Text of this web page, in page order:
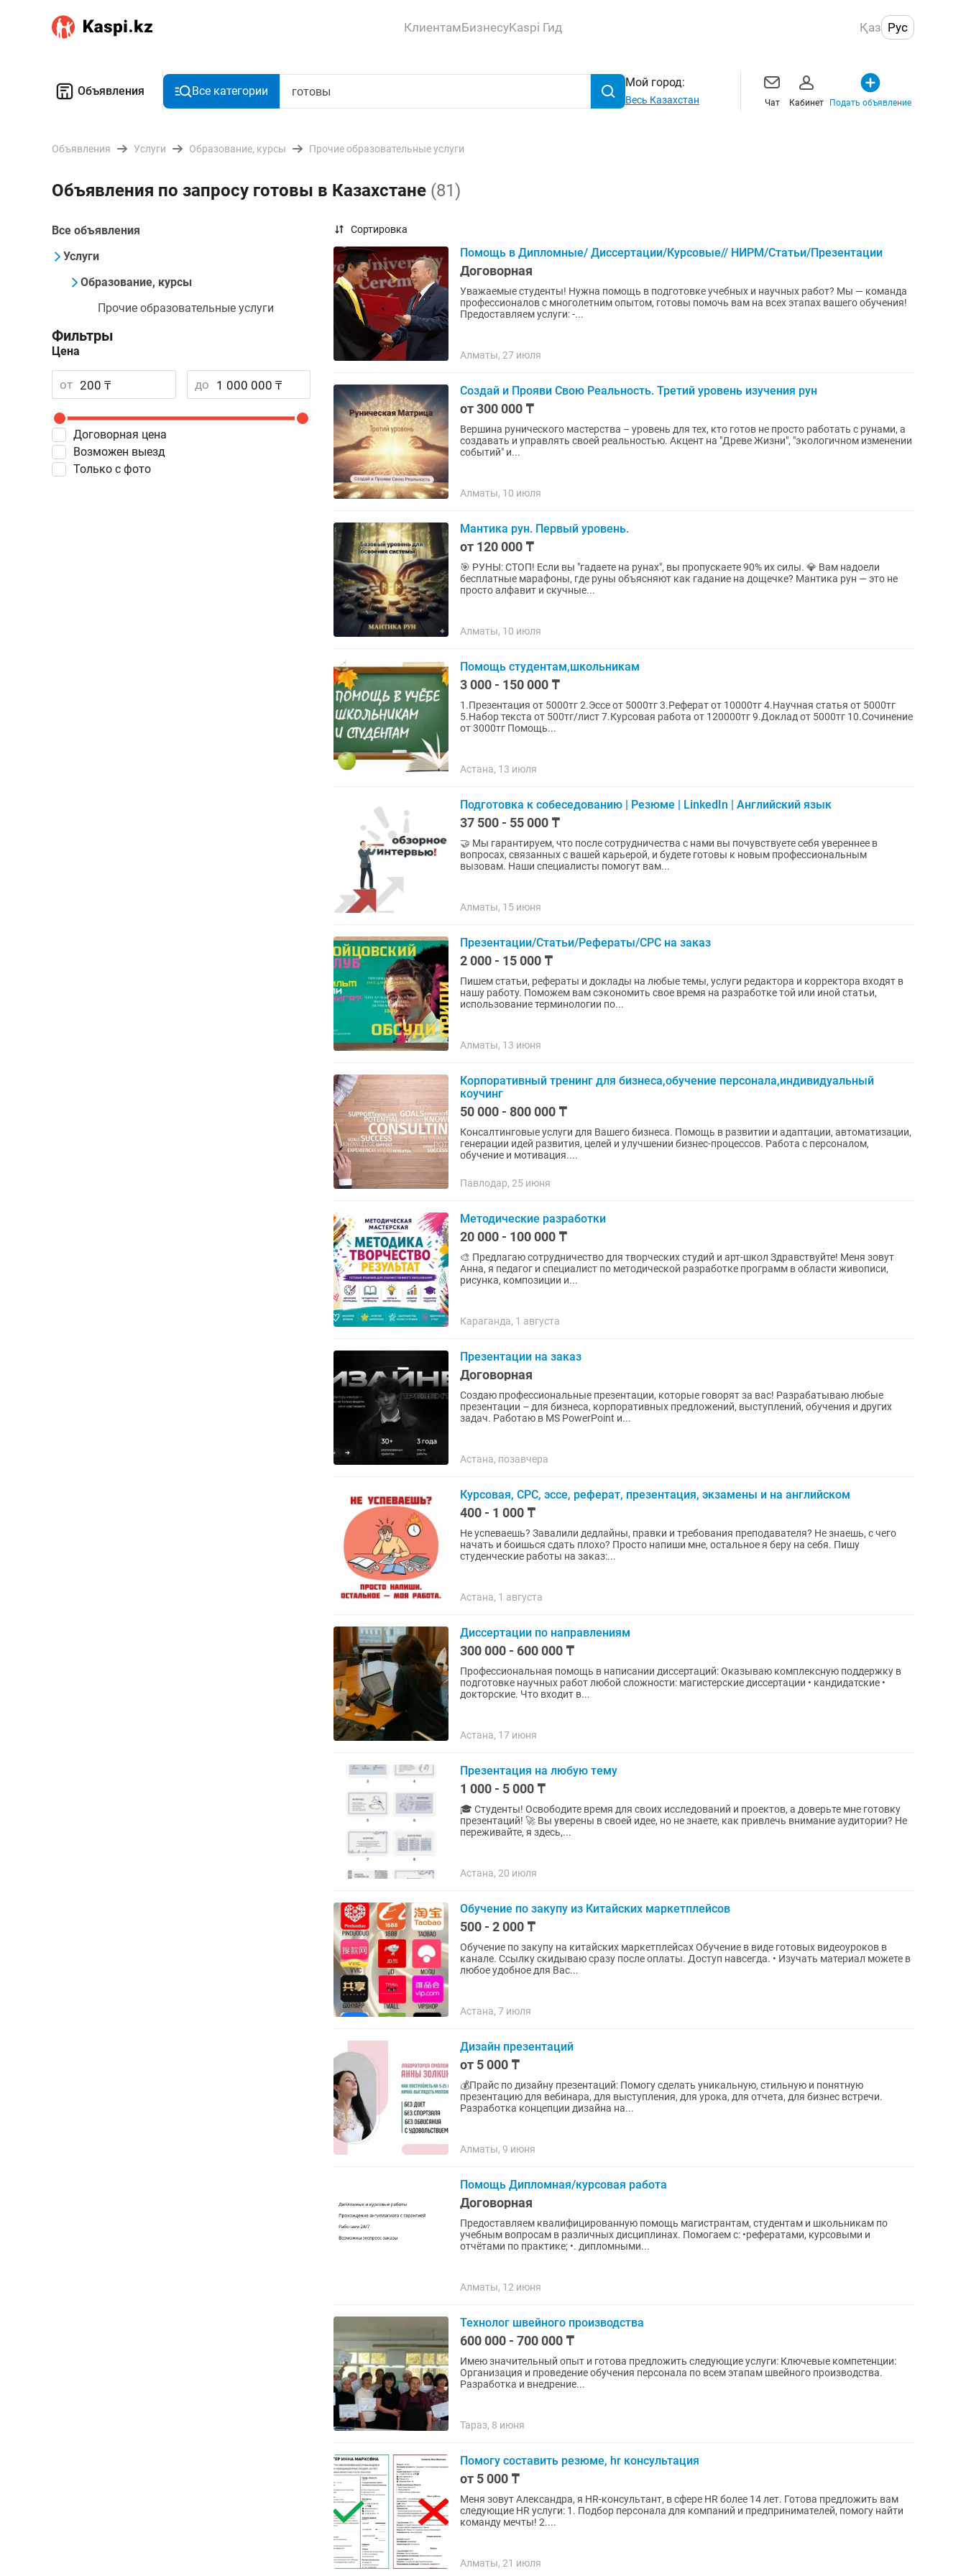
КлиентамБизнесуKaspi Гид Қаз Рус
Объявления Все категории
Мой город:
Весь Казахстан Чат Кабинет Подать объявление
Объявления Услуги Образование, курсы Прочие образовательные услуги
Объявления по запросу готовы в Казахстане (81)
Все объявления
Услуги
Образование, курсы
Прочие образовательные услуги
Фильтры
Цена
от до
Договорная цена
Возможен выезд
Только с фото
Сортировка
Помощь в Дипломные/ Диссертации/Курсовые// НИРМ/Статьи/Презентации
Договорная
Уважаемые студенты! Нужна помощь в подготовке учебных и научных работ? Мы — команда
профессионалов с многолетним опытом, готовы помочь вам на всех этапах вашего обучения!
Предоставляем услуги: -...
Алматы, 27 июля
Создай и Прояви Свою Реальность. Третий уровень изучения рун
от 300 000 ₸
Вершина рунического мастерства – уровень для тех, кто готов не просто работать с рунами, а
создавать и управлять своей реальностью. Акцент на "Древе Жизни", "экологичном изменении
событий" и...
Алматы, 10 июля
Мантика рун. Первый уровень.
от 120 000 ₸
🎯 РУНЫ: СТОП! Если вы "гадаете на рунах", вы пропускаете 90% их силы. 💎 Вам надоели
бесплатные марафоны, где руны объясняют как гадание на дощечке? Мантика рун — это не
просто алфавит и скучные...
Алматы, 10 июля
Помощь студентам,школьникам
3 000 - 150 000 ₸
1.Презентация от 5000тг 2.Эссе от 5000тг 3.Реферат от 10000тг 4.Научная статья от 5000тг
5.Набор текста от 500тг/лист 7.Курсовая работа от 120000тг 9.Доклад от 5000тг 10.Сочинение
от 3000тг Помощь...
Астана, 13 июля
Подготовка к собеседованию | Резюме | LinkedIn | Английский язык
37 500 - 55 000 ₸
🤝 Мы гарантируем, что после сотрудничества с нами вы почувствуете себя увереннее в
вопросах, связанных с вашей карьерой, и будете готовы к новым профессиональным
вызовам. Наши специалисты помогут вам...
Алматы, 15 июня
Презентации/Статьи/Рефераты/СРС на заказ
2 000 - 15 000 ₸
Пишем статьи, рефераты и доклады на любые темы, услуги редактора и корректора входят в
нашу работу. Поможем вам сэкономить свое время на разработке той или иной статьи,
использование терминологии по...
Алматы, 13 июня
Корпоративный тренинг для бизнеса,обучение персонала,индивидуальный
коучинг
50 000 - 800 000 ₸
Консалтинговые услуги для Вашего бизнеса. Помощь в развитии и адаптации, автоматизации,
генерации идей развития, целей и улучшении бизнес-процессов. Работа с персоналом,
обучение и мотивация....
Павлодар, 25 июня
Методические разработки
20 000 - 100 000 ₸
🎨 Предлагаю сотрудничество для творческих студий и арт-школ Здравствуйте! Меня зовут
Анна, я педагог и специалист по методической разработке программ в области живописи,
рисунка, композиции и...
Караганда, 1 августа
Презентации на заказ
Договорная
Создаю профессиональные презентации, которые говорят за вас! Разрабатываю любые
презентации – для бизнеса, корпоративных предложений, выступлений, обучения и других
задач. Работаю в MS PowerPoint и...
Астана, позавчера
Курсовая, СРС, эссе, реферат, презентация, экзамены и на английском
400 - 1 000 ₸
Не успеваешь? Завалили дедлайны, правки и требования преподавателя? Не знаешь, с чего
начать и боишься сдать плохо? Просто напиши мне, остальное я беру на себя. Пишу
студенческие работы на заказ:...
Астана, 1 августа
Диссертации по направлениям
300 000 - 600 000 ₸
Профессиональная помощь в написании диссертаций: Оказываю комплексную поддержку в
подготовке научных работ любой сложности: магистерские диссертации • кандидатские •
докторские. Что входит в...
Астана, 17 июня
Презентация на любую тему
1 000 - 5 000 ₸
🎓 Студенты! Освободите время для своих исследований и проектов, а доверьте мне готовку
презентаций! 🚀 Вы уверены в своей идее, но не знаете, как привлечь внимание аудитории? Не
переживайте, я здесь,...
Астана, 20 июля
Обучение по закупу из Китайских маркетплейсов
500 - 2 000 ₸
Обучение по закупу на китайских маркетплейсах Обучение в виде готовых видеоуроков в
канале. Ссылку скидываю сразу после оплаты. Доступ навсегда. • Изучать материал можете в
любое удобное для Вас...
Астана, 7 июля
Дизайн презентаций
от 5 000 ₸
💰Прайс по дизайну презентаций: Помогу сделать уникальную, стильную и понятную
презентацию для вебинара, для выступления, для урока, для отчета, для бизнес встречи.
Разработка концепции дизайна на...
Алматы, 9 июня
Помощь Дипломная/курсовая работа
Договорная
Предоставляем квалифицированную помощь магистрантам, студентам и школьникам по
учебным вопросам в различных дисциплинах. Помогаем с: •рефератами, курсовыми и
отчётами по практике; •. дипломными...
Алматы, 12 июня
Технолог швейного производства
600 000 - 700 000 ₸
Имею значительный опыт и готова предложить следующие услуги: Ключевые компетенции:
Организация и проведение обучения персонала по всем этапам швейного производства.
Разработка и внедрение...
Тараз, 8 июня
Помогу составить резюме, hr консультация
от 5 000 ₸
Меня зовут Александра, я HR-консультант, в сфере HR более 14 лет. Готова предложить вам
следующие HR услуги: 1. Подбор персонала для компаний и предпринимателей, помогу найти
команду мечты! 2....
Алматы, 21 июля